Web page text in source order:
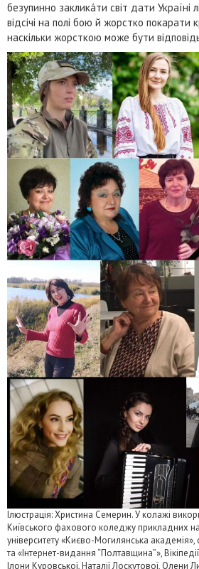
безупинно закликáти світ дати Україні
відсічі на полі бою й жорстко покарати
наскільки жорсткою може бути
Ілюстрація: Христина Семерин. У колажі
Київського фахового коледжу прикладних
університету «Києво-Могилянська академія»,
та «Інтернет-видання “Полтавщина”»,
Ілони Куровської, Наталії Лоскутової, Олени